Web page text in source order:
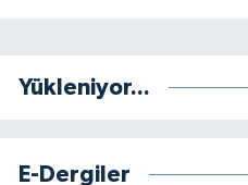
Yükleniyor...
E-Dergiler
Nevşehir Müftülüğü